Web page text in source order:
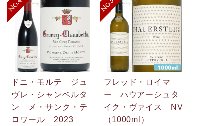
ドニ・モルテ ジュ
ヴレ・シャンベルタ
ン メ・サンク・テ
ロワール 2023
フレッド・ロイマ
ー ハウアーシュタ
イク・ヴァイス NV
（1000ml）